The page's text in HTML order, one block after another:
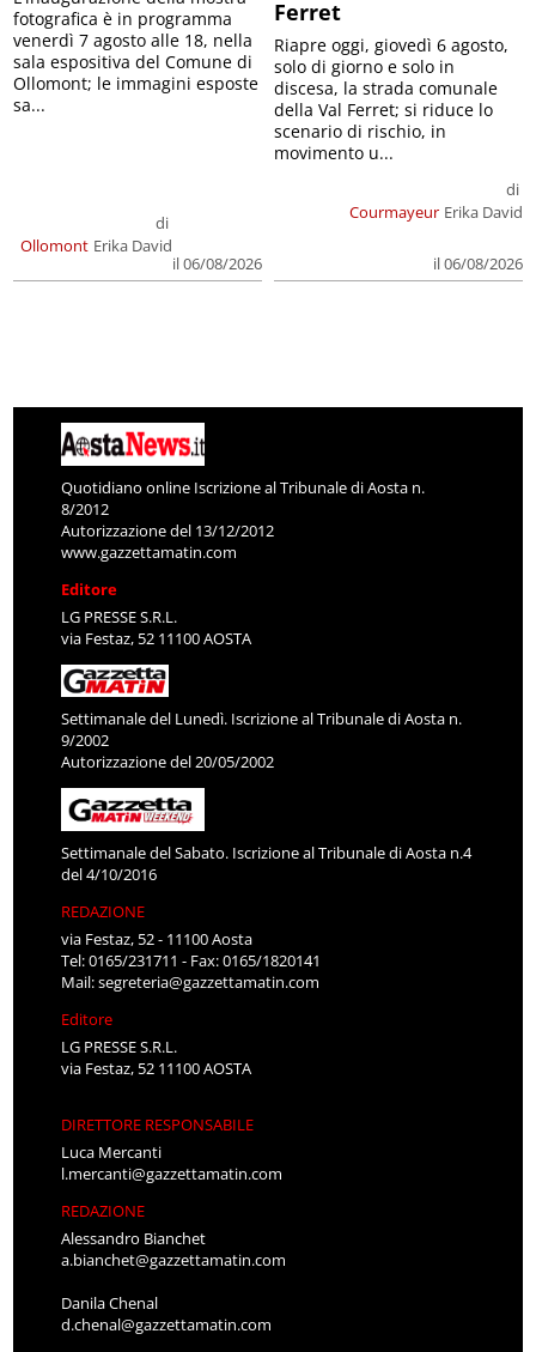
Ollomont
di
Erika David
il 06/08/2026
fotografica è in programma
venerdì 7 agosto alle 18, nella
sala espositiva del Comune di
Ollomont; le immagini esposte
sa...
Ferret
Courmayeur
di
Erika David
il 06/08/2026
Riapre oggi, giovedì 6 agosto,
solo di giorno e solo in
discesa, la strada comunale
della Val Ferret; si riduce lo
scenario di rischio, in
movimento u...
Quotidiano online Iscrizione al Tribunale di Aosta n.
8/2012
Autorizzazione del 13/12/2012
www.gazzettamatin.com
Editore
LG PRESSE S.R.L.
via Festaz, 52 11100 AOSTA
Settimanale del Lunedì. Iscrizione al Tribunale di Aosta n.
9/2002
Autorizzazione del 20/05/2002
Settimanale del Sabato. Iscrizione al Tribunale di Aosta n.4
del 4/10/2016
REDAZIONE
via Festaz, 52 - 11100 Aosta
Tel: 0165/231711 - Fax: 0165/1820141
Mail:segreteria@gazzettamatin.com
Editore
LG PRESSE S.R.L.
via Festaz, 52 11100 AOSTA
DIRETTORE RESPONSABILE
Luca Mercanti
l.mercanti@gazzettamatin.com
REDAZIONE
Alessandro Bianchet
a.bianchet@gazzettamatin.com
Danila Chenal
d.chenal@gazzettamatin.com